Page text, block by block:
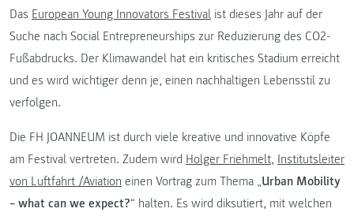
Das European Young Innovators Festival ist dieses Jahr auf der
Suche nach Social Entrepreneurships zur Reduzierung des CO2-
Fußabdrucks. Der Klimawandel hat ein kritisches Stadium erreicht
und es wird wichtiger denn je, einen nachhaltigen Lebensstil zu
verfolgen.
Die FH JOANNEUM ist durch viele kreative und innovative Köpfe
am Festival vertreten. Zudem wird Holger Friehmelt, Institutsleiter
von Luftfahrt /Aviation einen Vortrag zum Thema „Urban Mobility
– what can we expect?“ halten. Es wird diksutiert, mit welchen